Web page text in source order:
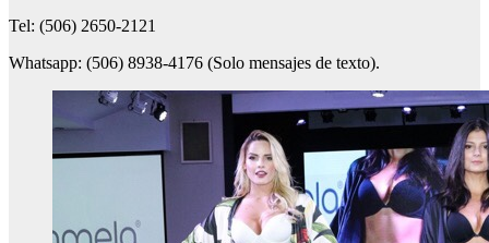
Tel: (506) 2650-2121
Whatsapp: (506) 8938-4176 (Solo mensajes de texto).